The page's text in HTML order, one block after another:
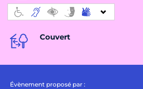
Couvert
Évènement proposé par :